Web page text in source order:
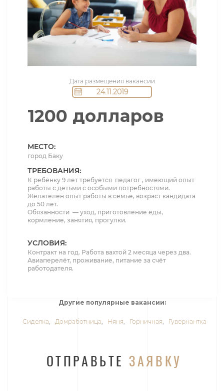
Дата размещения вакансии
24.11.2019
1200 долларов
МЕСТО:
город Баку
ТРЕБОВАНИЯ:
К ребёнку 9 лет требуется педагог , имеющий опыт
работы с детьми с особыми потребностями.
Желателен опыт работы в семье, возраст кандидата
до 50 лет.
Обязанности — уход, приготовление еды,
кормление, занятия, прогулки.
УСЛОВИЯ:
Контракт на год. Работа вахтой 2 месяца через два.
Авиаперелёт, проживание, питание за счёт
работодателя.
Другие популярные вакансии:
Сиделка, Домработница, Няня, Горничная, Гувернантка
ОТПРАВЬТЕ ЗАЯВКУ